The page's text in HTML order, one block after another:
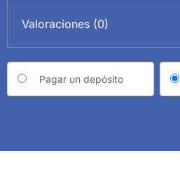
Valoraciones (0)
Choose
your
Pagar un depósito